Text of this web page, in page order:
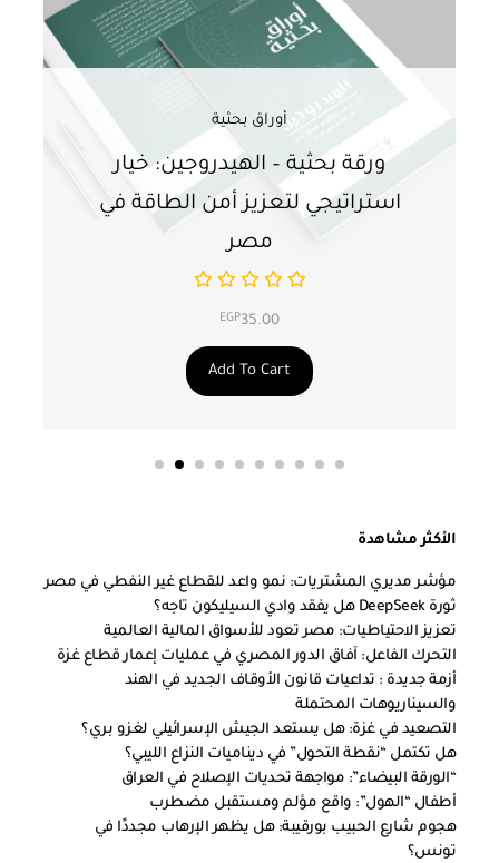
أوراق بحثية
ورقة بحثية – الهيدروجين: خيار
استراتيجي لتعزيز أمن الطاقة في
مصر
EGP35.00
Add To Cart
الأكثر مشاهدة
مؤشر مديري المشتريات: نمو واعد للقطاع غير النفطي في مصر
ثورة DeepSeek هل يفقد وادي السيليكون تاجه؟
تعزيز الاحتياطيات: مصر تعود للأسواق المالية العالمية
التحرك الفاعل: آفاق الدور المصري في عمليات إعمار قطاع غزة
أزمة جديدة : تداعيات قانون الأوقاف الجديد في الهند
والسيناريوهات المحتملة
التصعيد في غزة: هل يستعد الجيش الإسرائيلي لغزو بري؟
هل تكتمل “نقطة التحول” في ديناميات النزاع الليبي؟
“الورقة البيضاء”: مواجهة تحديات الإصلاح في العراق
أطفال “الهول”: واقع مؤلم ومستقبل مضطرب
هجوم شارع الحبيب بورقيبة: هل يظهر الإرهاب مجددًا في
تونس؟